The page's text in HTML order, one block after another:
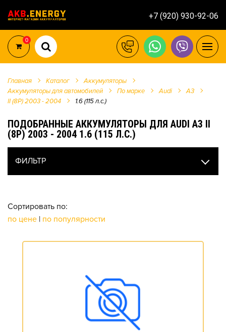
+7 (920) 930-92-06
0
Главная Каталог
Аккумуляторы
Аккумуляторы для автомобилей
По марке Audi
A3
II (8P) 2003 - 2004
1.6 (115 л.с.)
ПОДОБРАННЫЕ АККУМУЛЯТОРЫ ДЛЯ AUDI A3 II
(8P) 2003 - 2004 1.6 (115 Л.С.)
ФИЛЬТР
Сортировать по:
по цене | по популярности